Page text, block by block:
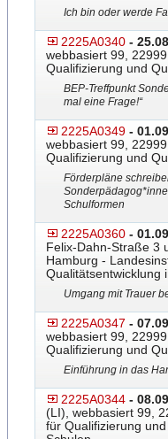
Ich bin oder werde
2225A0340 -
webbasiert 99,
Qualifizierung und
BEP-Treffpunkt
mal eine Frage!“
2225A0349 -
webbasiert 99,
Qualifizierung und
Förderpläne
Schulformen
2225A0360 -
Felix-Dahn-Straße 3
Hamburg -
Qualitätsentwicklung
Umgang mit Trauer
2225A0347 -
webbasiert 99,
Qualifizierung und
Einführung in das
2225A0344 -
(LI), webbasiert 99,
für Qualifizierung